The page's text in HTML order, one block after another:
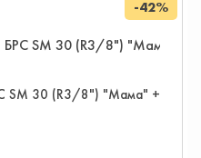
SM 30 (R3/8") "Мама" +
-42%